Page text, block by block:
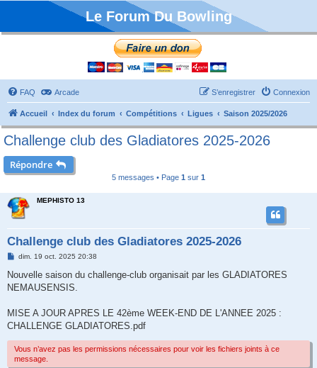
Le Forum Du Bowling
FAQ Arcade Connexion
S’enregistrer
Accueil Index du forum Compétitions Ligues Saison 2025/2026
Challenge club des Gladiatores 2025-2026
Répondre
5 messages • Page 1 sur 1
MEPHISTO 13
Challenge club des Gladiatores 2025-2026
M
s
a
dim. 19 oct. 2025 20:38
Nouvelle saison du challenge-club organisait par les GLADIATORES
NEMAUSENSIS.
MISE A JOUR APRES LE 42ème WEEK-END DE L'ANNEE 2025 :
CHALLENGE GLADIATORES.pdf
Vous n’avez pas les permissions nécessaires pour voir les fichiers joints à ce
message.